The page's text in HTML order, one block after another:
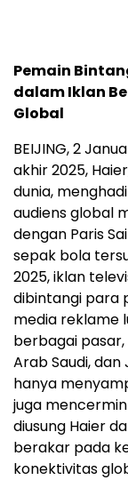
Pemain
dalam Iklan
Global
BEIJING,2
akhir 2025,
dunia,
audiens global
dengan Paris
sepak bola
2025, iklan
dibintangi para
media reklame
berbagai pasar,
Arab Saudi,
hanya
juga
diusung Haier
berakar pada
konektivitas